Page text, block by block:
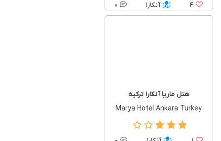
4 آنکارا 0
هتل ماریا آنکارا ترکیه
Marya Hotel Ankara Turkey